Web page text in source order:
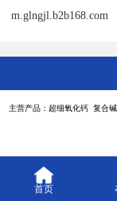
m.glngjl.b2b168.com
主营产品：超细氧化钙 复合
首页